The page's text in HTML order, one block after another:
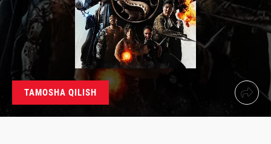
TAMOSHA QILISH